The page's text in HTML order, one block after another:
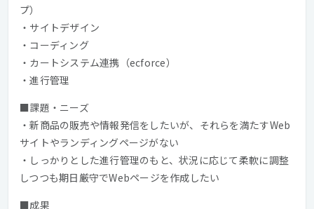
プ）
・サイトデザイン
・コーディング
・カートシステム連携（ecforce）
・進行管理
■課題・ニーズ
・新商品の販売や情報発信をしたいが、それらを満たすWeb
サイトやランディングページがない
・しっかりとした進行管理のもと、状況に応じて柔軟に調整
しつつも期日厳守でWebページを作成したい
■成果